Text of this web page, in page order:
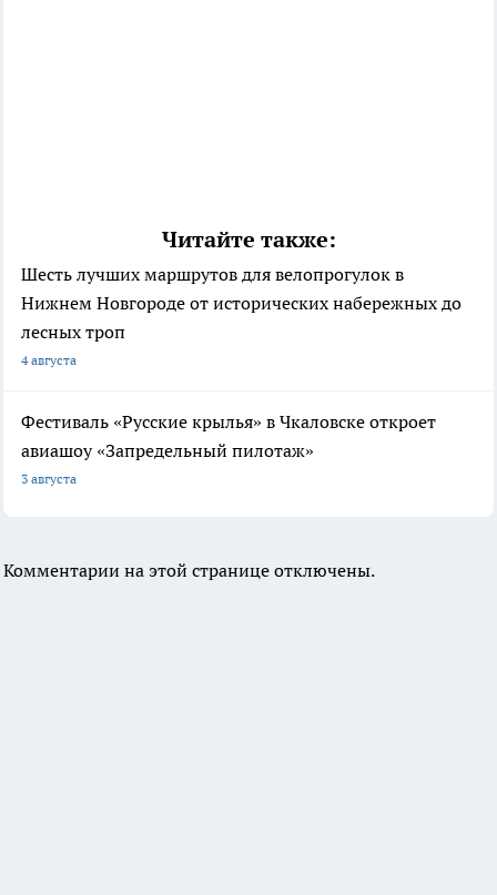
Читайте также:
Шесть лучших маршрутов для велопрогулок в
Нижнем Новгороде от исторических набережных до
лесных троп
4 августа
Фестиваль «Русские крылья» в Чкаловске откроет
авиашоу «Запредельный пилотаж»
3 августа
Комментарии на этой странице отключены.